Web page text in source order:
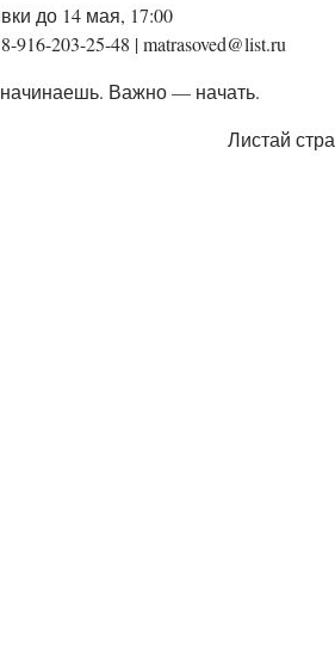
до 14 мая, 17:00
203-25-48 | matrasoved@list.ru
Важно — начать.
Листай